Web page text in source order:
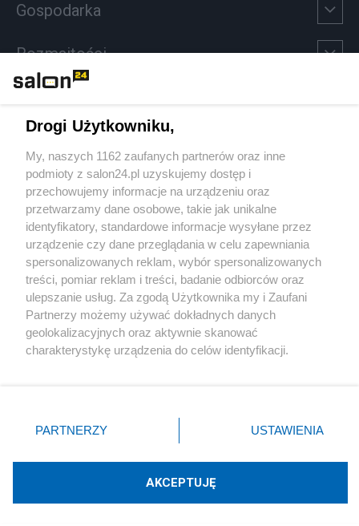
Gospodarka
Rozmaitości
Sport
Społeczeństwo
Kultura
X Facebook Instagram Youtube
Technologię dostarcza:W3media.pl
Drogi Użytkowniku,
My, naszych 1162 zaufanych partnerów oraz inne
podmioty z salon24.pl uzyskujemy dostęp i
przechowujemy informacje na urządzeniu oraz
przetwarzamy dane osobowe, takie jak unikalne
identyfikatory, standardowe informacje wysyłane przez
urządzenie czy dane przeglądania w celu zapewniania
spersonalizowanych reklam, wybór spersonalizowanych
treści, pomiar reklam i treści, badanie odbiorców oraz
ulepszanie usług. Za zgodą Użytkownika my i Zaufani
Partnerzy możemy używać dokładnych danych
geolokalizacyjnych oraz aktywnie skanować
charakterystykę urządzenia do celów identyfikacji.
zmienić/wycofać klikając przycisk ustawień prywatności
znajdujący się w lewym dolnym rogu strony
rodzaje przetwarzania danych nie wymagają zgody
użytkownika, ale masz prawo sprzeciwić się takiemu
PARTNERZY USTAWIENIA
AKCEPTUJĘ